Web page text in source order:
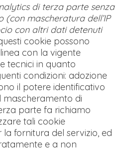
di terza parte senza
mascheratura dell’IP
con altri dati detenuti
cookie possono
con la vigente
tecnici in quanto
condizioni: adozione
il potere identificativo
mascheramento di
parte fa richiamo
tali cookie
fornitura del servizio, ed
e a non